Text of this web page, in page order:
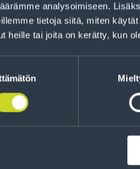
analysoimiseen.
tietoja siitä, miten
heille tai joita on kerätty, kun
renkaan,